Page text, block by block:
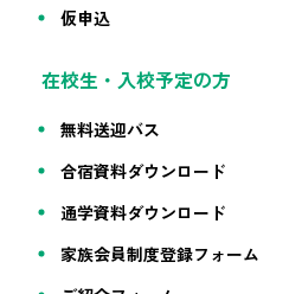
仮申込
在校生・入校予定の方
無料送迎バス
合宿資料ダウンロード
通学資料ダウンロード
家族会員制度登録フォーム